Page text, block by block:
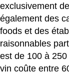
exclusivement
également des
foods et des
raisonnables
est de 100 à
vin coûte entre